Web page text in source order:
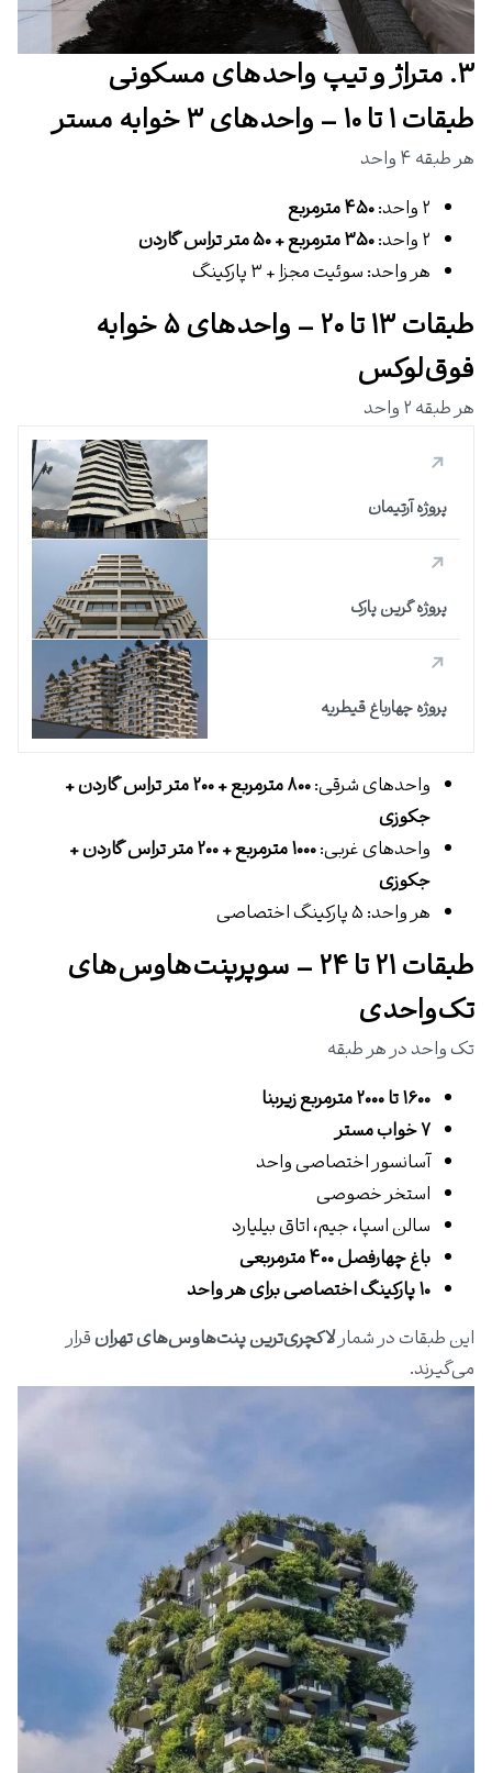
۳. متراژ و تیپ واحدهای مسکونی
طبقات ۱ تا ۱۰ – واحدهای ۳ خوابه مستر
هر طبقه ۴ واحد
۲ واحد:
۴۵۰ مترمربع
۲ واحد:
۳۵۰ مترمربع + ۵۰ متر تراس گاردن
هر واحد: سوئیت مجزا + ۳ پارکینگ
طبقات ۱۳ تا ۲۰ – واحدهای ۵ خوابه
فوق‌لوکس
هر طبقه ۲ واحد
پروژه آرتیمان
پروژه گرین پارک
پروژه چهارباغ قیطریه
واحدهای شرقی:
۸۰۰ مترمربع + ۲۰۰ متر تراس گاردن +
جکوزی
واحدهای غربی:
۱۰۰۰ مترمربع + ۲۰۰ متر تراس گاردن +
جکوزی
هر واحد: ۵ پارکینگ اختصاصی
طبقات ۲۱ تا ۲۴ – سوپر‌پنت‌هاوس‌های
تک‌واحدی
تک واحد در هر طبقه
۱۶۰۰ تا ۲۰۰۰ مترمربع زیربنا
۷ خواب مستر
آسانسور اختصاصی واحد
استخر خصوصی
سالن اسپا، جیم، اتاق بیلیارد
باغ چهارفصل ۴۰۰ مترمربعی
۱۰ پارکینگ اختصاصی برای هر واحد
این طبقات در شمارلاکچری‌ترین پنت‌هاوس‌های تهرانقرار
می‌گیرند.